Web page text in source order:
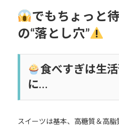
でもちょっと
の“落とし穴”
食べすぎは生
に…
スイーツは基本、高糖質＆高脂